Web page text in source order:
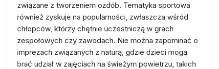
związane z tworzeniem ozdób. Tematyka sportowa
również zyskuje na popularności, zwłaszcza wśród
chłopców, którzy chętnie uczestniczą w grach
zespołowych czy zawodach. Nie można zapominać o
imprezach związanych z naturą, gdzie dzieci mogą
brać udział w zajęciach na świeżym powietrzu, takich